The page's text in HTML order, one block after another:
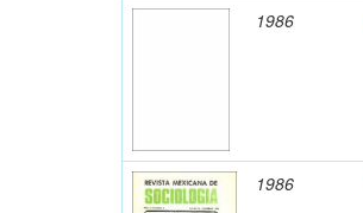
1986
1986